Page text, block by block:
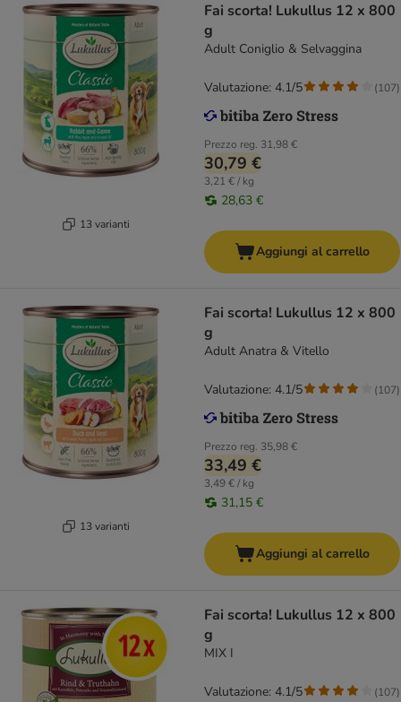
13 varianti
Fai scorta! Lukullus 12 x 800
g
Adult Coniglio & Selvaggina
Prezzo reg. 31,98 €
30,79 €
3,21 € / kg
28,63 €
Valutazione: 4.1/5 (107)
Aggiungi al carrello
13 varianti
Fai scorta! Lukullus 12 x 800
g
Adult Anatra & Vitello
Prezzo reg. 35,98 €
33,49 €
3,49 € / kg
31,15 €
Valutazione: 4.1/5 (107)
Aggiungi al carrello
Fai scorta! Lukullus 12 x 800
g
MIX I
Valutazione: 4.1/5 (107)